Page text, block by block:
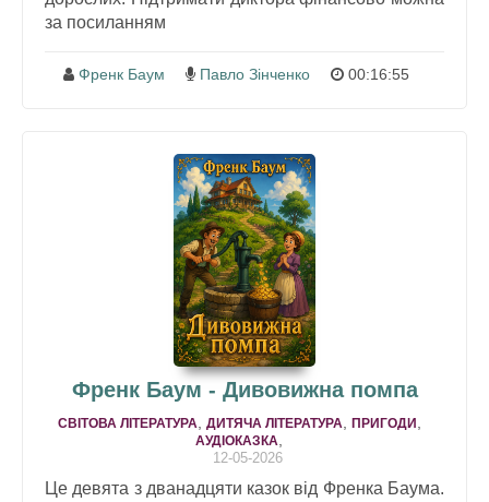
за посиланням
Френк Баум Павло Зінченко 00:16:55
Френк Баум - Дивовижна помпа
СВІТОВА ЛІТЕРАТУРА ДИТЯЧА ЛІТЕРАТУРА ПРИГОДИ
АУДІОКАЗКА
12-05-2026
Це девята з дванадцяти казок від Френка Баума.